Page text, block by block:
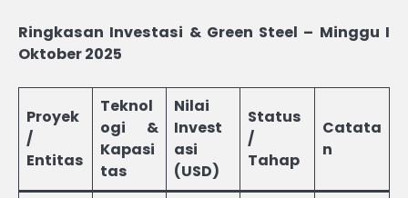
Ringkasan Investasi & Green Steel – Minggu I
Oktober 2025
Proyek
/
Entitas
Teknol
ogi &
Kapasi
tas
Nilai
Invest
asi
(USD)
Status
/
Tahap
Catata
n